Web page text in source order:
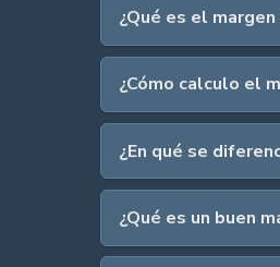
¿Qué es el
¿Cómo calculo el
¿En qué se
¿Qué es un buen